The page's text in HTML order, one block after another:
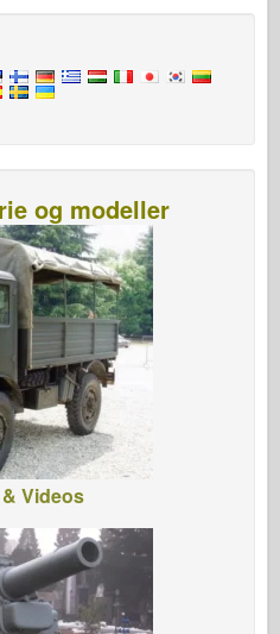
og modeller
Videos